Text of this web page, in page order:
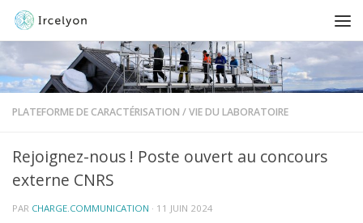
PLATEFORME DE CARACTÉRISATION /VIE DU LABORATOIRE
Rejoignez-nous ! Poste ouvert au concours
externe CNRS
PAR CHARGE.COMMUNICATION · 11 JUIN 2024